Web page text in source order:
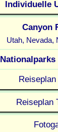
Individuelle
Canyon
Utah, Nevada,
Nationalparks
Reiseplan
Reiseplan